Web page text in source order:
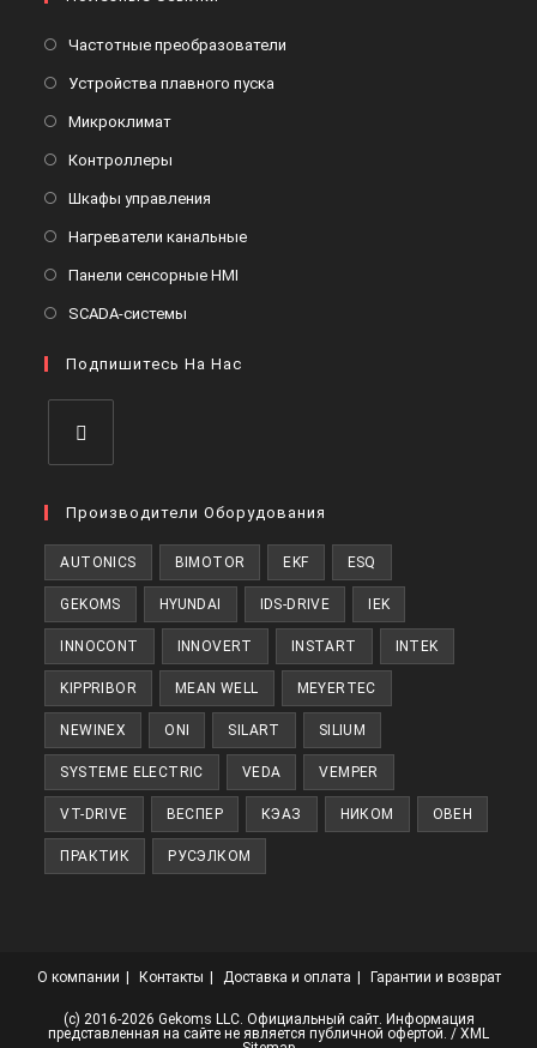
Частотные преобразователи
Устройства плавного пуска
МикроклиматОткроется
вкладке
Контроллеры
вкладке
Шкафы управления
вкладке
Нагреватели канальныеОткроется
Панели сенсорные HMI
вкладке
SCADA-системы
новой
Подпишитесь На Нас
в
вкладке
Производители Оборудования
AUTONICS BIMOTOR EKF ESQ
GEKOMS HYUNDAI IDS-DRIVE IEK
INNOCONT INNOVERT INSTART INTEK
KIPPRIBOR MEAN WELL MEYERTEC
NEWINEX ONI SILART SILIUM
SYSTEME ELECTRIC VEDA VEMPER
VT-DRIVE ВЕСПЕР КЭАЗ НИКОМ ОВЕН
ПРАКТИК РУСЭЛКОМ
О компании Контакты Доставка и оплата Гарантии и возврат
(с) 2016-2026 Gekoms LLC. Официальный сайт. Информация
представленная на сайте не является публичной офертой. / XML